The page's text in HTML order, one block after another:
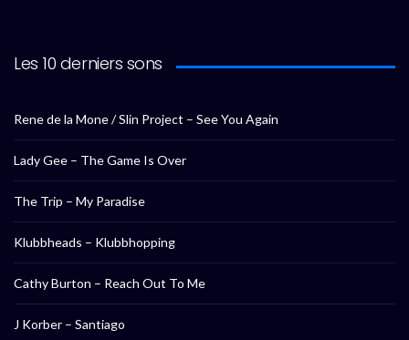
Les 10 derniers sons
Rene de la Mone / Slin Project – See You Again
Lady Gee – The Game Is Over
The Trip – My Paradise
Klubbheads – Klubbhopping
Cathy Burton – Reach Out To Me
J Korber – Santiago